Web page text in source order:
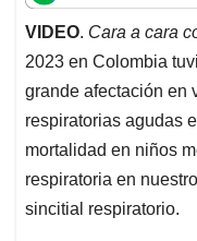
t
s
A
p
p
e
b
o
o
k
k
e
d
I
n
VIDEO. Cara a cara
2023 en Colombia
grande afectación en
respiratorias agudas
mortalidad en niños
respiratoria en
sincitial respiratorio.